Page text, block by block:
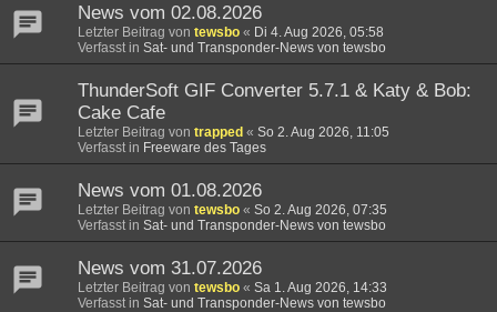
News vom 02.08.2026
Letzter Beitrag von tewsbo « Di 4. Aug 2026, 05:58
Verfasst in Sat- und Transponder-News von tewsbo
ThunderSoft GIF Converter 5.7.1 & Katy & Bob:
Cake Cafe
Letzter Beitrag von trapped « So 2. Aug 2026, 11:05
Verfasst in Freeware des Tages
News vom 01.08.2026
Letzter Beitrag von tewsbo « So 2. Aug 2026, 07:35
Verfasst in Sat- und Transponder-News von tewsbo
News vom 31.07.2026
Letzter Beitrag von tewsbo « Sa 1. Aug 2026, 14:33
Verfasst in Sat- und Transponder-News von tewsbo